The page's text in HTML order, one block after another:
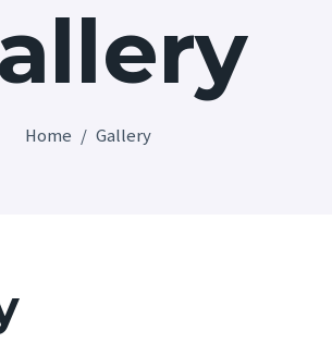
Home Gallery
speciali